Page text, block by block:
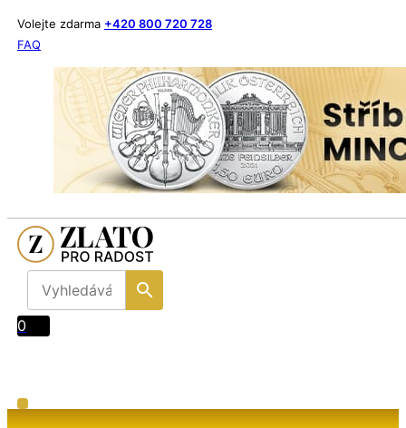
Volejte zdarma +420 800 720 728
FAQ
0